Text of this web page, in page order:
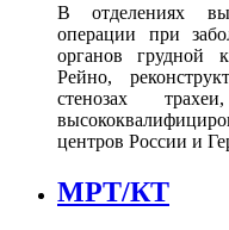
В отделениях
операции при
органов грудной
Рейно,
стенозах
центров России и
МРТ/КТ